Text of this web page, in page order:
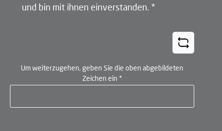
und bin mit ihnen einverstanden. *
Um weiterzugehen, geben Sie die oben abgebildeten
Zeichen ein *